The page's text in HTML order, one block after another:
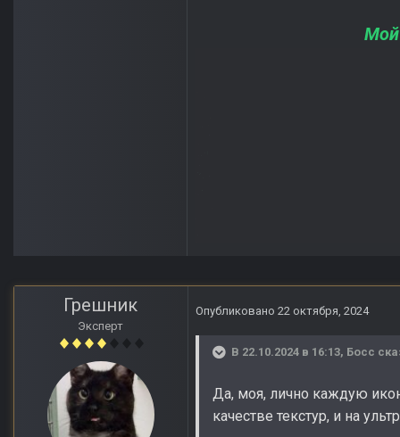
Грешник
Эксперт
Опубликовано 22 октября, 2024
В 22.10.2024 в 16:13, Босс
Да, моя, лично каждую
качестве текстур, и на